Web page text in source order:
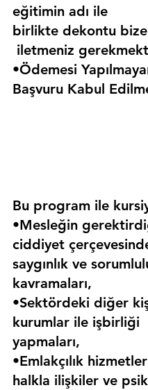
eğitimin adı ile
birlikte dekontu bize
iletmeniz
•Ödemesi
Başvuru Kabul
Bu program ile
•Mesleğin
ciddiyet
saygınlık ve
kavramaları,
•Sektördeki diğer
kurumlar ile işbirliği
yapmaları,
•Emlakçılık
halkla ilişkiler ve